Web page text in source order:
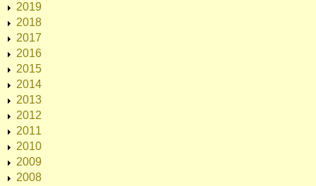
2019
2018
2017
2016
2015
2014
2013
2012
2011
2010
2009
2008